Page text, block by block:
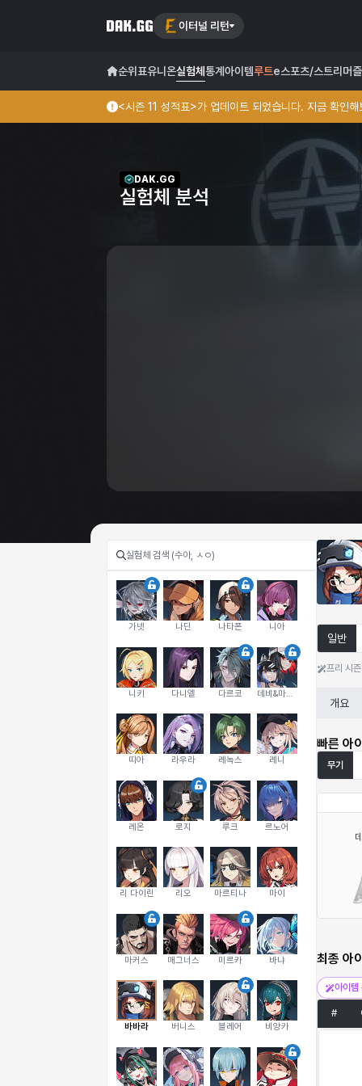
이터널 리턴
순위표유니온실험체 통계 아이템루트e스포츠/스트리머
<시즌 11 성적표>가 업데이트 되었습니다. 지금 확인해
DAK.GG
실험체 분석
가넷 나딘 나타폰 니아
니키 다니엘 다르코
띠아 라우라 레녹스 레니
레온 로지 루크 르노어
리 다이린 리오 마르티나 마이
마커스 매그너스 미르카 바냐
바바라 버니스 블레어 비앙카
일반
프리 시
개요
빠른 아
무기
최종 아
아이템
#